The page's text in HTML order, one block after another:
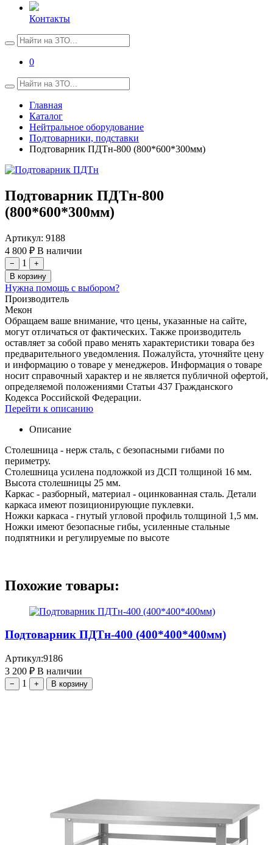
Контакты
0
Главная
Каталог
Нейтральное оборудование
Подтоварники, подставки
Подтоварник ПДТн-800 (800*600*300мм)
Подтоварник ПДТн-800
(800*600*300мм)
Артикул: 9188
4 800 ₽ В наличии
− 1
+
В корзину
Нужна помощь с выбором?
Производитель
Мекон
Обращаем ваше внимание, что цены, указанные на сайте,
могут отличаться от фактических. Также производитель
оставляет за собой право менять характеристики товара без
предварительного уведомления. Пожалуйста, уточняйте цену
и информацию о товаре у менеджеров. Информация о товаре
носит справочный характер и не является публичной офертой,
определяемой положениями Статьи 437 Гражданского
Кодекса Российской Федерации.
Перейти к описанию
Описание
Столешница - нерж сталь, с безопасными гибами по
периметру.
Столешница усилена подложкой из ДСП толщиной 16 мм.
Высота столешницы 25 мм.
Каркас - разборный, материал - оцинкованная сталь. Детали
каркаса имеют позиционирующие пуклевки.
Ножки каркаса - гнутый угловой профиль толщиной 1,5 мм.
Ножки имеют безопасные гибы, усиленные стальные
подпятники и регулируемые по высоте
Похожие товары:
Подтоварник ПДТн-400 (400*400*400мм)
Артикул:9186
3 200 ₽ В наличии
− 1 + В корзину